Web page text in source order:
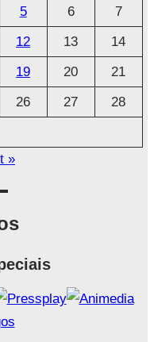
5 6
7
12 13
14
19 20
21
26 27
28
»